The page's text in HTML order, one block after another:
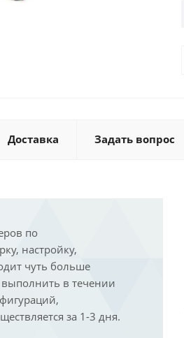
Доставка Задать вопрос
по
настройку,
чуть больше
в течении
за 1-3 дня.